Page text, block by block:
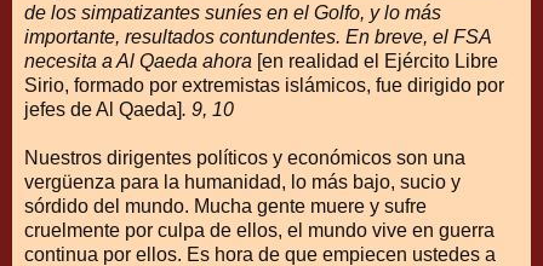
de los simpatizantes suníes en el Golfo, y lo más
importante, resultados contundentes. En breve, el FSA
necesita a Al Qaeda ahora [en realidad el Ejército Libre
Sirio, formado por extremistas islámicos, fue dirigido por
jefes de Al Qaeda]. 9, 10
Nuestros dirigentes políticos y económicos son una
vergüenza para la humanidad, lo más bajo, sucio y
sórdido del mundo. Mucha gente muere y sufre
cruelmente por culpa de ellos, el mundo vive en guerra
continua por ellos. Es hora de que empiecen ustedes a